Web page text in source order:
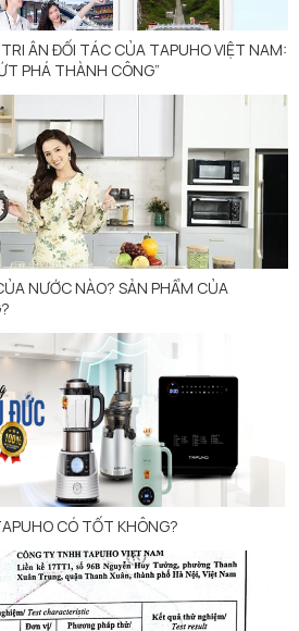
ÂN ĐỐI TÁC CỦA TAPUHO VIỆT NAM:
PHÁ THÀNH CÔNG”
NƯỚC NÀO? SẢN PHẨM CỦA
CÓ TỐT KHÔNG?